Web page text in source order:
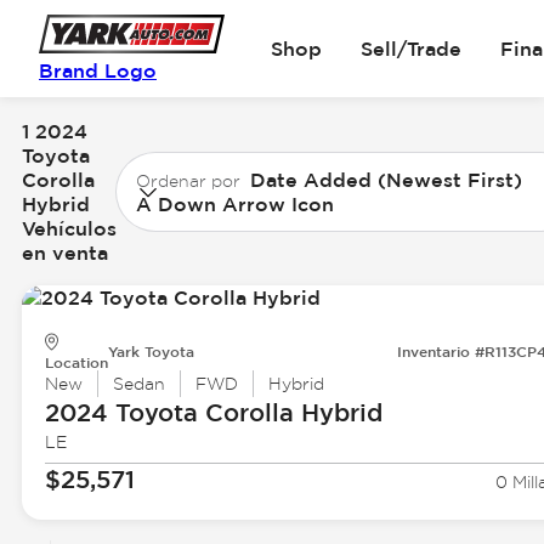
Brand Logo
Shop Sell/Trade
1 2024
Toyota
Corolla
Hybrid
Vehículos
en venta
Ordenar por Date Added (Newest First)
A Down Arrow Icon
Location
Yark Toyota Inventario
New Sedan FWD Hybrid
2024 Toyota Corolla Hybrid
LE
$25,571 0